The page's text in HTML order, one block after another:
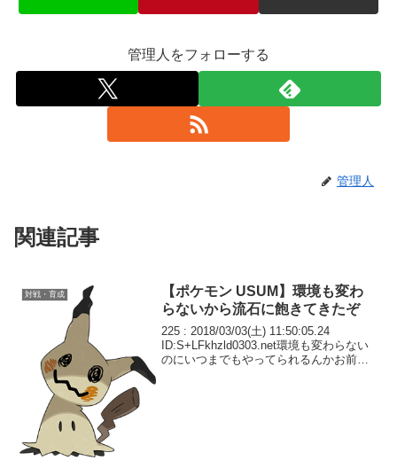
管理人をフォローする
管理人
関連記事
対戦・育成
【ポケモン USUM】環境も変わ
らないから流石に飽きてきたぞ
225 : 2018/03/03(土) 11:50:05.24
ID:S+LFkhzld0303.net環境も変わらない
のにいつまでもやってられるんかお前